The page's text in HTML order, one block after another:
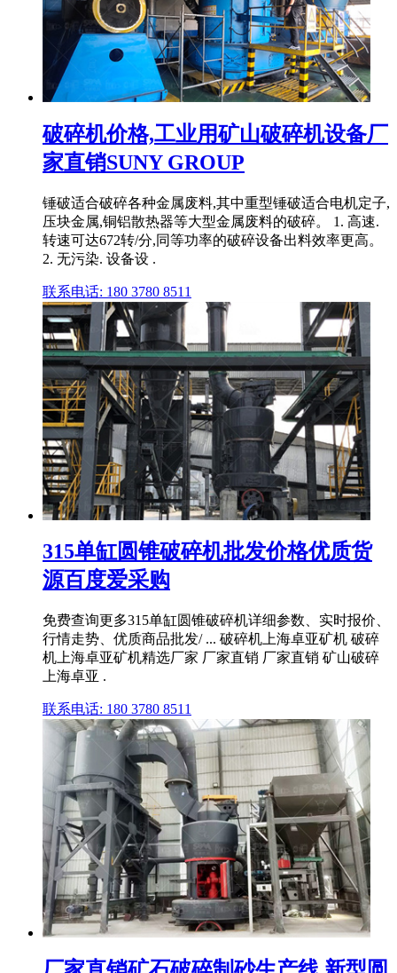
破碎机价格,工业用矿山破碎机设备厂
家直销SUNY GROUP
锤破适合破碎各种金属废料,其中重型锤破适合电机定子,
压块金属,铜铝散热器等大型金属废料的破碎。 1. 高速.
转速可达672转/分,同等功率的破碎设备出料效率更高。
2. 无污染. 设备设 .
联系电话: 180 3780 8511
315单缸圆锥破碎机批发价格优质货
源百度爱采购
免费查询更多315单缸圆锥破碎机详细参数、实时报价、
行情走势、优质商品批发/ ... 破碎机上海卓亚矿机 破碎
机上海卓亚矿机精选厂家 厂家直销 厂家直销 矿山破碎
上海卓亚 .
联系电话: 180 3780 8511